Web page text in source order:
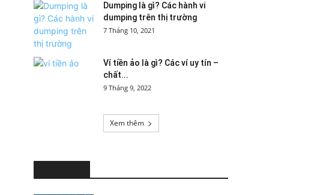
Dumping là gì? Các hành vi
dumping trên thị trường
7 Tháng 10, 2021
Ví tiền ảo là gì? Các ví uy tín –
chất...
9 Tháng 9, 2022
Xem thêm